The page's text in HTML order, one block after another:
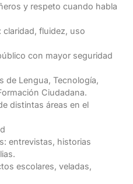
y respeto cuando habla
claridad, fluidez, uso
con mayor seguridad
de Lengua, Tecnología,
Ciudadana.
distintas áreas en el
entrevistas, historias
escolares, veladas,